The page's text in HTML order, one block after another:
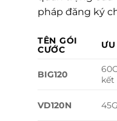
pháp đăng ký
TÊN GÓI
CƯỚC
BIG120
kết
VD120N